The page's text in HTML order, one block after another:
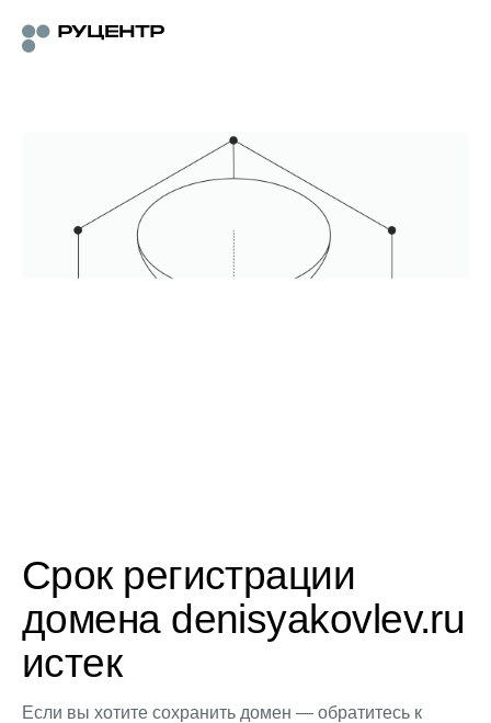
Срок регистрации
домена denisyakovlev.ru
истек
Если вы хотите сохранить домен — обратитесь к